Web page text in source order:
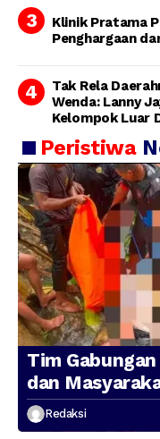
Klinik Pratama
Penghargaan
Tak Rela
Wenda: Lanny
Kelompok Luar
Peristiwa
Tim
dan
Presenter
Hilang di
Redaksi